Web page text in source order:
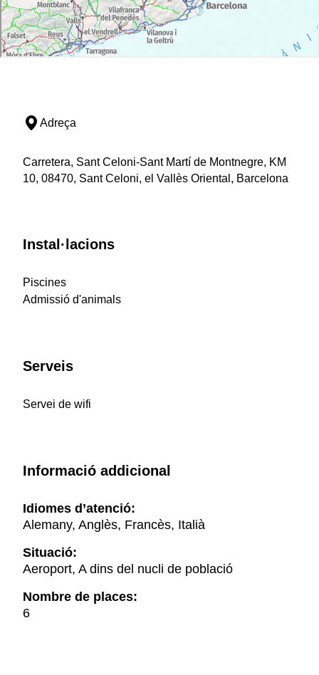
Adreça
Carretera, Sant Celoni-Sant Martí de Montnegre, KM
10, 08470, Sant Celoni, el Vallès Oriental, Barcelona
Instal·lacions
Piscines
Admissió d'animals
Serveis
Servei de wifi
Informació addicional
Idiomes d’atenció:
Alemany, Anglès, Francès, Italià
Situació:
Aeroport, A dins del nucli de població
Nombre de places:
6